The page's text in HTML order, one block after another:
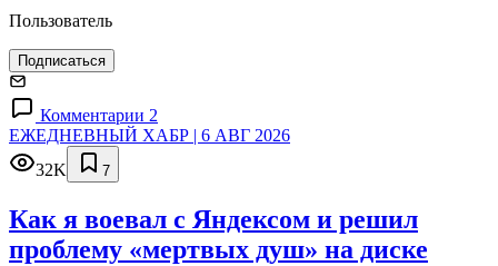
Пользователь
Подписаться
Комментарии 2
ЕЖЕДНЕВНЫЙ ХАБР | 6 АВГ 2026
32K
7
Как я воевал с Яндексом и решил
проблему «мертвых душ» на диске